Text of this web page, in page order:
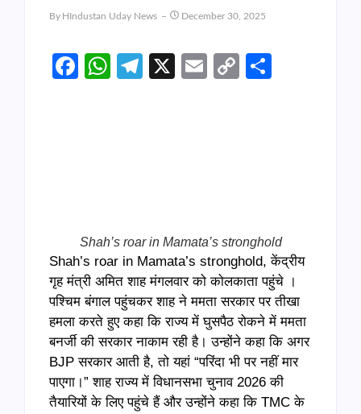
By HIndustan Uday News December 30, 2025
Facebook
WhatsApp
Telegram
X EmailCopy
Shah’s roar in Mamata’s stronghold
Shah’s roar in Mamata’s stronghold, केंद्रीय
गृह मंत्री अमित शाह मंगलवार को कोलकाता पहुंचे ।
पश्चिम बंगाल पहुंचकर शाह ने ममता सरकार पर तीखा
हमला करते हुए कहा कि राज्य में घुसपैठ रोकने में ममता
बनर्जी की सरकार नाकाम रही है। उन्होंने कहा कि अगर
BJP सरकार आती है, तो यहां “परिंदा भी पर नहीं मार
पाएगा।” शाह राज्य में विधानसभा चुनाव 2026 की
तैयारियों के लिए पहुंचे हैं और उन्होंने कहा कि TMC के